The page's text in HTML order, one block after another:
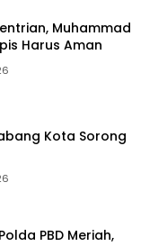
Muhammad
Harus Aman
Kota Sorong
PBD Meriah,